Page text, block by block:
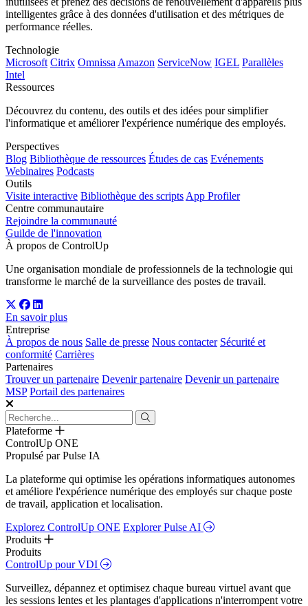
intelligentes grâce à des données d'utilisation et des métriques de
performance réelles.
Technologie
Microsoft Citrix Omnissa Amazon ServiceNow IGEL Parallèles
Intel
Ressources
Découvrez du contenu, des outils et des idées pour simplifier
l'informatique et améliorer l'expérience numérique des employés.
Perspectives
Blog Bibliothèque de ressources Études de cas Evénements
Webinaires Podcasts
Outils
Visite interactive Bibliothèque des scripts App Profiler
Centre communautaire
Rejoindre la communauté
Guilde de l'innovation
À propos de ControlUp
Une organisation mondiale de professionnels de la technologie qui
transforme le marché de la surveillance des postes de travail.
En savoir plus
Entreprise
À propos de nous Salle de presse Nous contacter Sécurité et
conformité Carrières
Partenaires
Trouver un partenaire Devenir partenaire Devenir un partenaire
MSP Portail des partenaires
Plateforme
ControlUp ONE
Propulsé par Pulse IA
La plateforme qui optimise les opérations informatiques autonomes
et améliore l'expérience numérique des employés sur chaque poste
de travail, application et localisation.
Explorez ControlUp ONE Explorer Pulse AI
Produits
Produits
ControlUp pour VDI
Surveillez, dépannez et optimisez chaque bureau virtuel avant que
les sessions lentes et les plantages d'applications n'interrompent votre